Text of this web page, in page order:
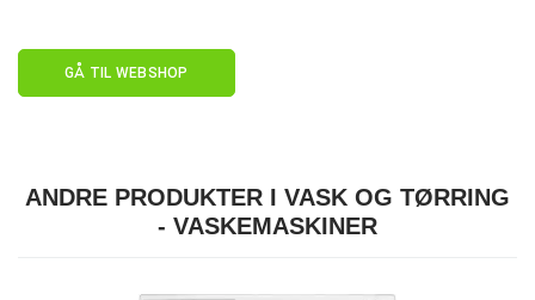
GÅ TIL WEBSHOP
ANDRE PRODUKTER I VASK OG TØRRING
- VASKEMASKINER